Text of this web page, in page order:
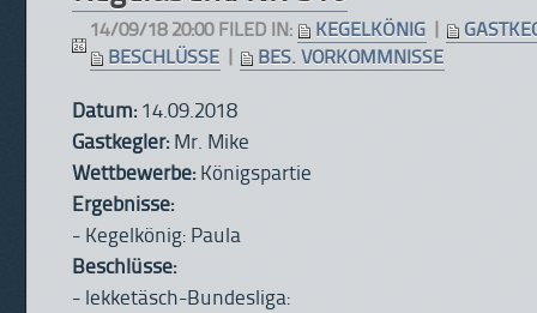
14/09/18 20:00 FILED IN: KEGELKÖNIG
BESCHLÜSSE
BES. VORKOMMNISSE
Datum: 14.09.2018
Gastkegler:Mr. Mike
Wettbewerbe:Königspartie
Ergebnisse:
- Kegelkönig: Paula
Beschlüsse:
- lekketäsch-Bundesliga: